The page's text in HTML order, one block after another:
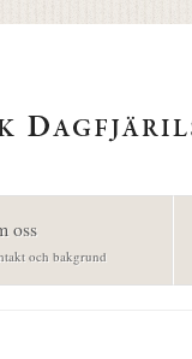
oss
och bakgrund